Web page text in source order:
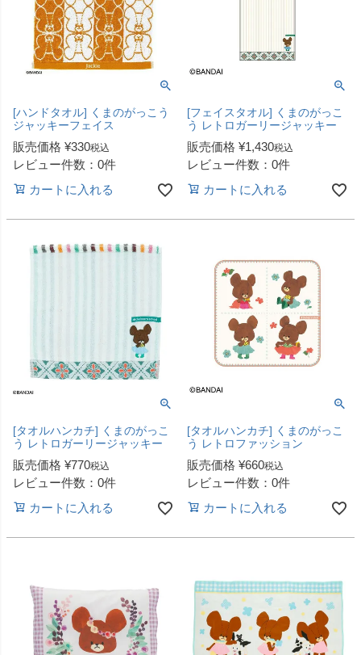
[ハンドタオル] くまのがっこう
ジャッキーフェイス
販売価格 ¥330税込
レビュー件数：0件
カートに入れる
[フェイスタオル] くまのがっこ
う レトロガーリージャッキー
販売価格 ¥1,430税込
レビュー件数：0件
カートに入れる
[タオルハンカチ] くまのがっこ
う レトロガーリージャッキー
販売価格 ¥770税込
レビュー件数：0件
カートに入れる
[タオルハンカチ] くまのがっこ
う レトロファッション
販売価格 ¥660税込
レビュー件数：0件
カートに入れる